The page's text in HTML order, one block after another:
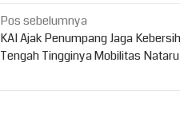
Navigasi
pos
Pos sebelumnya
KAI Ajak Penumpang Jaga
Tengah Tingginya Mobilitas Nataru